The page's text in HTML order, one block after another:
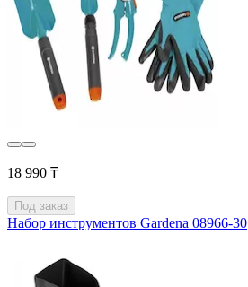
18 990 ₸
Под заказ
Набор инструментов Gardena 08966-30